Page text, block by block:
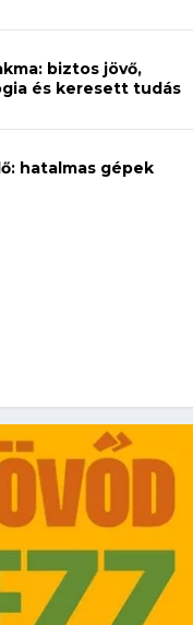
dönti
biztos jövő,
és keresett tudás
hatalmas gépek